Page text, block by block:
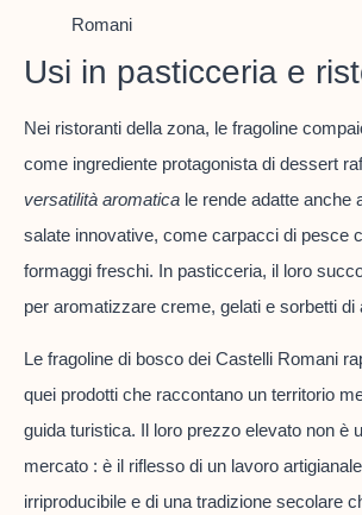
Romani
Usi in pasticceria e
Nei ristoranti della zona, le fragoline
come ingrediente protagonista di dessert
versatilità aromatica le rende adatte anche
salate innovative, come carpacci di pesce
formaggi freschi. In pasticceria, il loro
per aromatizzare creme, gelati e sorbetti di
Le fragoline di bosco dei Castelli Romani
quei prodotti che raccontano un territorio
guida turistica. Il loro prezzo elevato non è
mercato : è il riflesso di un lavoro
irriproducibile e di una tradizione secolare